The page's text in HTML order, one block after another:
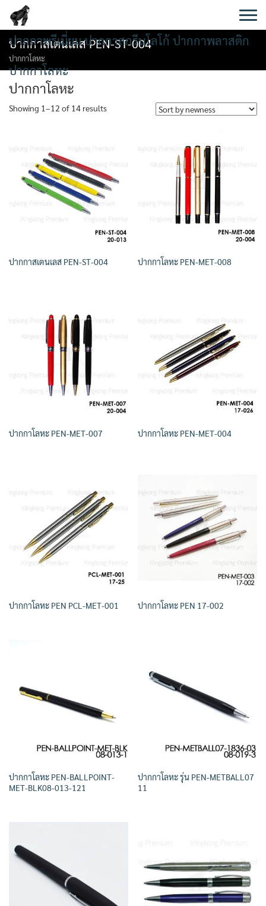
content
ปากกาพรีเมี่ยม ปากกาสกรีนโลโก้ ปากกาพลาสติก
ปากกาโลหะ
ปากกาสเตนเลส PEN-ST-004
ปากกาโลหะ
ปากกาโลหะ
Showing 1–12 of 14 results
ปากกาสเตนเลส PEN-ST-004 ปากกาโลหะ PEN-MET-008
ปากกาโลหะ PEN-MET-007 ปากกาโลหะ PEN-MET-004
ปากกาโลหะ PEN PCL-MET-001 ปากกาโลหะ PEN 17-002
ปากกาโลหะ PEN-BALLPOINT-
MET-BLK08-013-121
ปากกาโลหะ รุ่น PEN-METBALL07
11